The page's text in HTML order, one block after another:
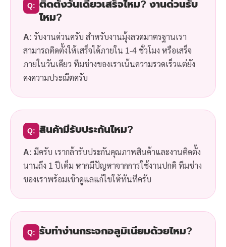
Q: ติดตั้งวันเดียวเสร็จไหม? งานด่วนรับ
ไหม?
A: รับงานด่วนครับ สำหรับงานมุ้งลวดมาตรฐานเรา
สามารถติดตั้งให้เสร็จได้ภายใน 1-4 ชั่วโมง หรือเสร็จ
ภายในวันเดียว ทีมช่างของเราเน้นความรวดเร็วแต่ยัง
คงความประณีตครับ
Q: สินค้ามีรับประกันไหม?
A: มีครับ เรากล้ารับประกันคุณภาพสินค้าและงานติดตั้ง
นานถึง 1 ปีเต็ม หากมีปัญหาจากการใช้งานปกติ ทีมช่าง
ของเราพร้อมเข้าดูแลแก้ไขให้ทันทีครับ
Q: รับทำง่านกระจกอลูมิเนียมด้วยไหม?